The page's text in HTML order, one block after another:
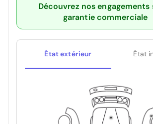
Découvrez nos engagements
garantie commerciale
État extérieur État